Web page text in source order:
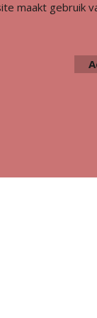
maakt gebruik